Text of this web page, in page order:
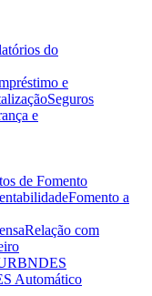
do
e
Seguros
e
de Fomento
Fomento a
Relação com
BNDES
Automático